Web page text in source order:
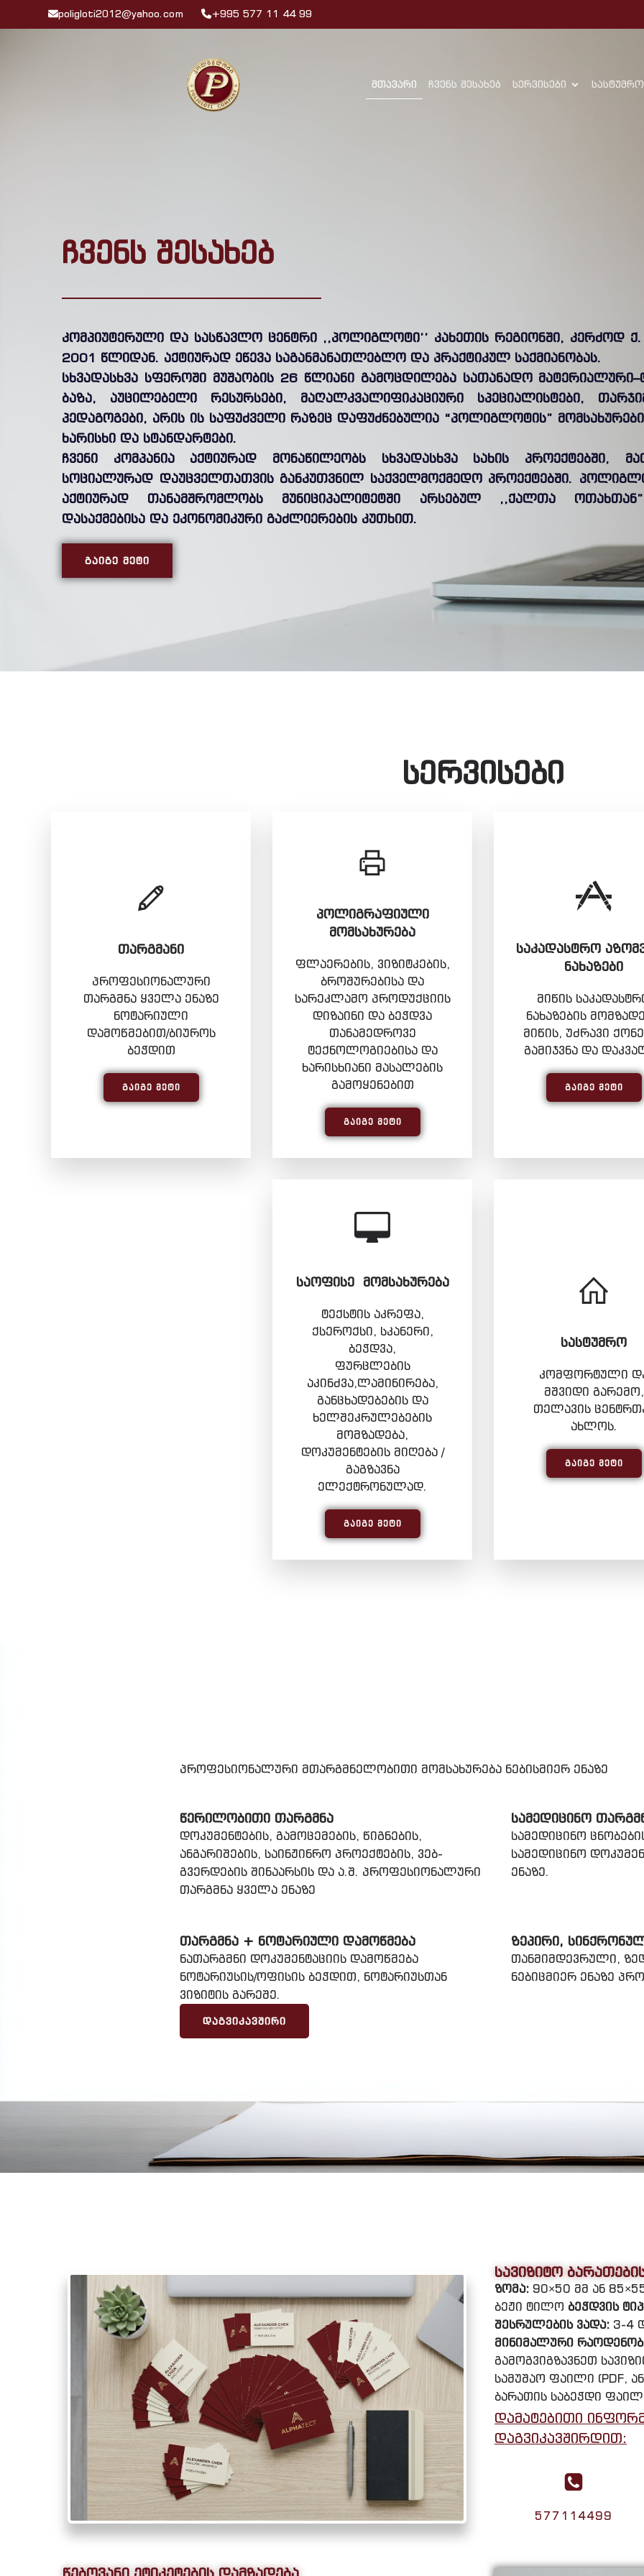
poligloti2012@yahoo.com +995 577 11 44 99
მთავარი ჩვენს შესახებ სერვისები სასტუმრო
ჩვენს შესახებ
კომპიუტერული და სასწავლო ცენტრი ,,პოლიგლოტი’’ კახეთის რეგიონში, კერძოდ
2001 წლიდან. აქტიურად ეწევა საგანმანათლებლო და პრაქტიკულ საქმიანობას.
სხვადასხვა სფეროში მუშაობის 26 წლიანი გამოცდილება სათანადო
ბაზა, აუცილებელი რესურსები, მაღალკვალიფიკაციური სპეციალისტები,
პედაგოგები, არის ის საფუძველი რაზეც დაფუძნებულია “პოლიგლოტის”
ხარისხი და სტანდარტები.
ჩვენი კომპანია აქტიურად მონაწილეობს სხვადასხვა სახის პროექტებში,
სოციალურად დაუცველთათვის განკუთვნილ საქველმოქმედო პროექტებში.
აქტიურად თანამშრომლობს მუნიციპალიტეტში არსებულ ,,ქალთა
დასაქმებისა და ეკონომიკური გაძლიერების კუთხით.
ᲒᲐᲘᲒᲔ ᲛᲔᲢᲘ
სერვისები
ᲗᲐᲠᲒᲛᲐᲜᲘ
პროფესიონალური
თარგმნა ყველა ენაზე
ნოტარიული
დამოწმებით/ბიუროს
ბეჭდით
ᲒᲐᲘᲒᲔ ᲛᲔᲢᲘ
ᲞᲝᲚᲘᲒᲠᲐᲤᲘᲣᲚᲘ
ᲛᲝᲛᲡᲐᲮᲣᲠᲔᲑᲐ
ფლაერების, ვიზიტკების,
ბროშურებისა და
სარეკლამო პროდუქციის
დიზაინი და ბეჭდვა
თანამედროვე
ტექნოლოგიებისა და
ხარისხიანი მასალების
გამოყენებით
ᲒᲐᲘᲒᲔ ᲛᲔᲢᲘ
ᲡᲐᲙᲐᲓᲐᲡᲢᲠᲝ
ᲜᲐᲮᲐᲖᲔᲑᲘ
მიწის
ნახაზების
მიწის, უძრავი
გამიჯვნა და
ᲒᲐᲘᲒᲔ ᲛᲔᲢᲘ
ᲡᲐᲝᲤᲘᲡᲔ ᲛᲝᲛᲡᲐᲮᲣᲠᲔᲑᲐ
ტექსტის აკრეფა,
ქსეროქსი, სკანერი,
ბეჭდვა,
ფურცლების
აკინძვა,ლამინირება,
განცხადებების და
ხელშეკრულებების
მომზადება,
დოკუმენტების მიღება /
გაგზავნა
ელექტრონულად.
ᲒᲐᲘᲒᲔ ᲛᲔᲢᲘ
ᲡᲐᲡᲢᲣᲛᲠᲝ
კომფორტული
მშვიდი გარემო,
თელავის
ახლოს.
ᲒᲐᲘᲒᲔ ᲛᲔᲢᲘ
პროფესიონალური მთარგმნელობითი მომსახურება ნებისმიერ ენაზე
ᲬᲔᲠᲘᲚᲝᲑᲘᲗᲘ ᲗᲐᲠᲒᲛᲜᲐ
დოკუმენტების, გამოცემების, წიგნების,
ანგარიშების, საინჟინრო პროექტების, ვებ-
გვერდების შინაარსის და ა.შ. პროფესიონალური
თარგმნა ყველა ენაზე
ᲡᲐᲛᲔᲓᲘᲪᲘᲜᲝ
სამედიცინო
სამედიცინო
ენაზე.
ᲗᲐᲠᲒᲛᲜᲐ + ᲜᲝᲢᲐᲠᲘᲣᲚᲘ ᲓᲐᲛᲝᲬᲛᲔᲑᲐ
ნათარგმნი დოკუმენტაციის დამოწმება
ნოტარიუსის/ოფისის ბეჭდით, ნოტარიუსთან
ვიზიტის გარეშე.
ᲓᲐᲒᲕᲘᲙᲐᲕᲨᲘᲠᲘ
ᲖᲔᲞᲘᲠᲘ,
თანმიმდევრული,
ნებიცმიერ ენაზე
სავიზიტო
ზომა: 90×50 მმ ან
ბეჟი ტილო ბეჭდვის
შესრულების ვადა: 3-4
მინიმალური
გამოგვიგზავნეთ
სამუშაო ფაილი (PDF,
ბარათის საბეჭდი
დამატებითი
დაგვიკავშირდით:
577114499